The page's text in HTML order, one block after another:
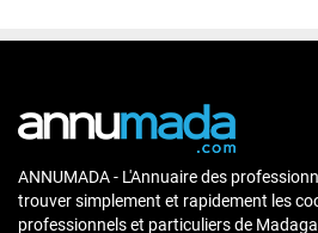
ANNUMADA - L'Annuaire des
trouver simplement et rapidement les
professionnels et particuliers de